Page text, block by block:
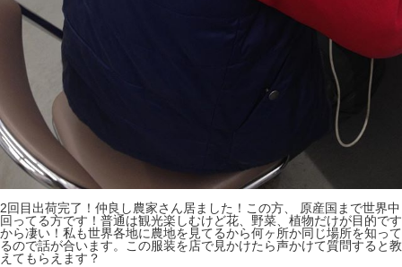
2回目出荷完了！仲良し農家さん居ました！この方、 原産国まで世界中
回ってる方です！普通は観光楽しむけど花、野菜、植物だけが目的です
から凄い！私も世界各地に農地を見てるから何ヶ所か同じ場所を知って
るので話が合います。この服装を店で見かけたら声かけて質問すると教
えてもらえます？